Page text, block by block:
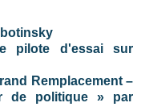
pilote d'essai sur
Remplacement –
de politique » par